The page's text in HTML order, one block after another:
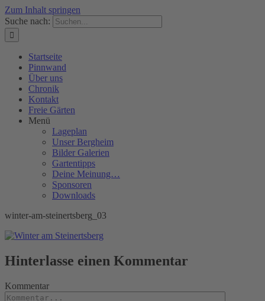
Zum Inhalt springen
Suche nach:
Startseite
Pinnwand
Über uns
Chronik
Kontakt
Freie Gärten
Menü
Lageplan
Unser Bergheim
Bilder Galerien
Gartentipps
Deine Meinung…
Sponsoren
Downloads
winter-am-steinertsberg_03
Hinterlasse einen Kommentar
Kommentar